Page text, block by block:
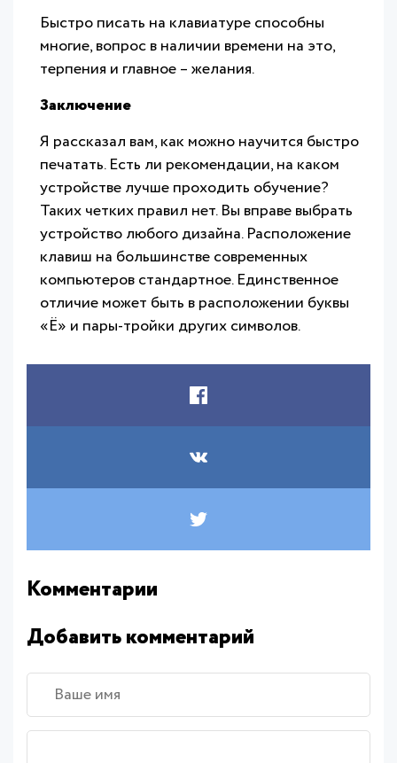
Быстро писать на клавиатуре способны
многие, вопрос в наличии времени на это,
терпения и главное – желания.
Заключение
Я рассказал вам, как можно научится быстро
печатать. Есть ли рекомендации, на каком
устройстве лучше проходить обучение?
Таких четких правил нет. Вы вправе выбрать
устройство любого дизайна. Расположение
клавиш на большинстве современных
компьютеров стандартное. Единственное
отличие может быть в расположении буквы
«Ё» и пары-тройки других символов.
Комментарии
Добавить комментарий